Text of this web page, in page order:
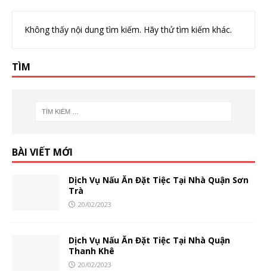
Không thấy nội dung tìm kiếm. Hãy thử tìm kiếm khác.
TÌM
BÀI VIẾT MỚI
Dịch Vụ Nấu Ăn Đặt Tiệc Tại Nhà Quận Sơn
Trà
20/02/2023
Dịch Vụ Nấu Ăn Đặt Tiệc Tại Nhà Quận
Thanh Khê
20/02/2023